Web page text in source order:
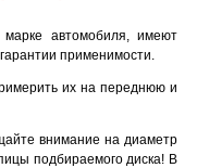
автомобиля, имеют
применимости.
их на переднюю и
внимание на диаметр
подбираемого диска! В